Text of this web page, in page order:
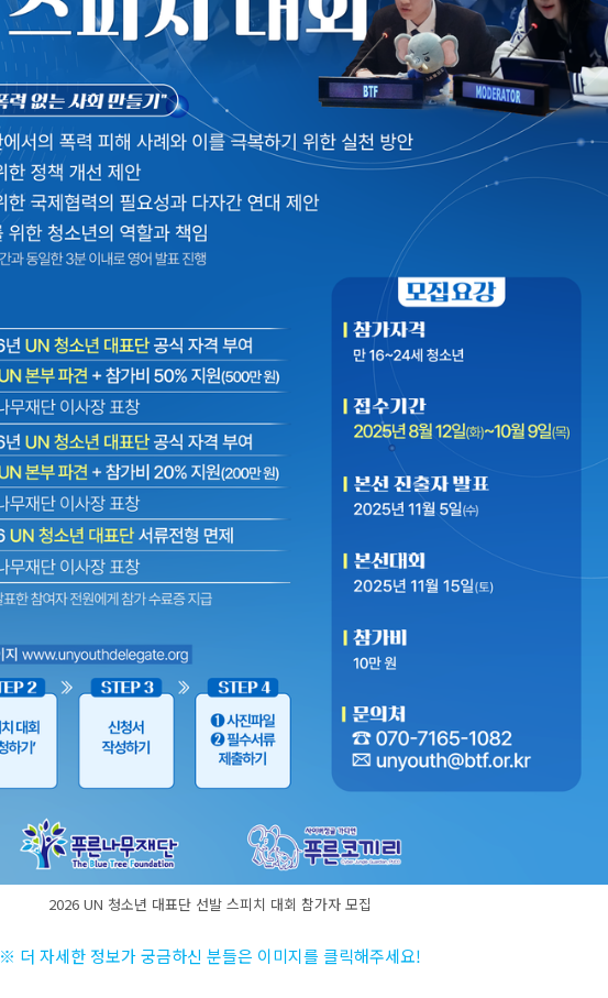
2026 UN 청소년 대표단 선발 스피치 대회 참가자 모집
※ 더 자세한 정보가 궁금하신 분들은 이미지를 클릭해주세요!